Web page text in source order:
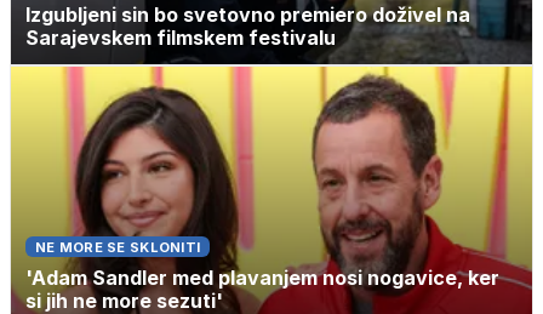
Izgubljeni sin bo svetovno premiero doživel na
Sarajevskem filmskem festivalu
NE MORE SE SKLONITI
'Adam Sandler med plavanjem nosi nogavice, ker
si jih ne more sezuti'